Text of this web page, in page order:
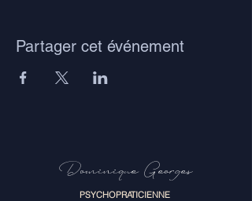
Partager cet événement
Dominique Georges
PSYCHOPRATICIENNE